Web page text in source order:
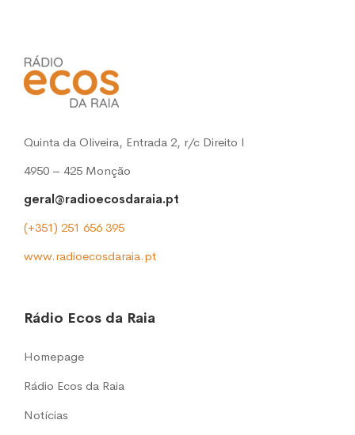
Quinta da Oliveira, Entrada 2, r/c Direito l
4950 – 425 Monção
geral@radioecosdaraia.pt
(+351) 251 656 395
www.radioecosdaraia.pt
Rádio Ecos da Raia
Homepage
Rádio Ecos da Raia
Notícias